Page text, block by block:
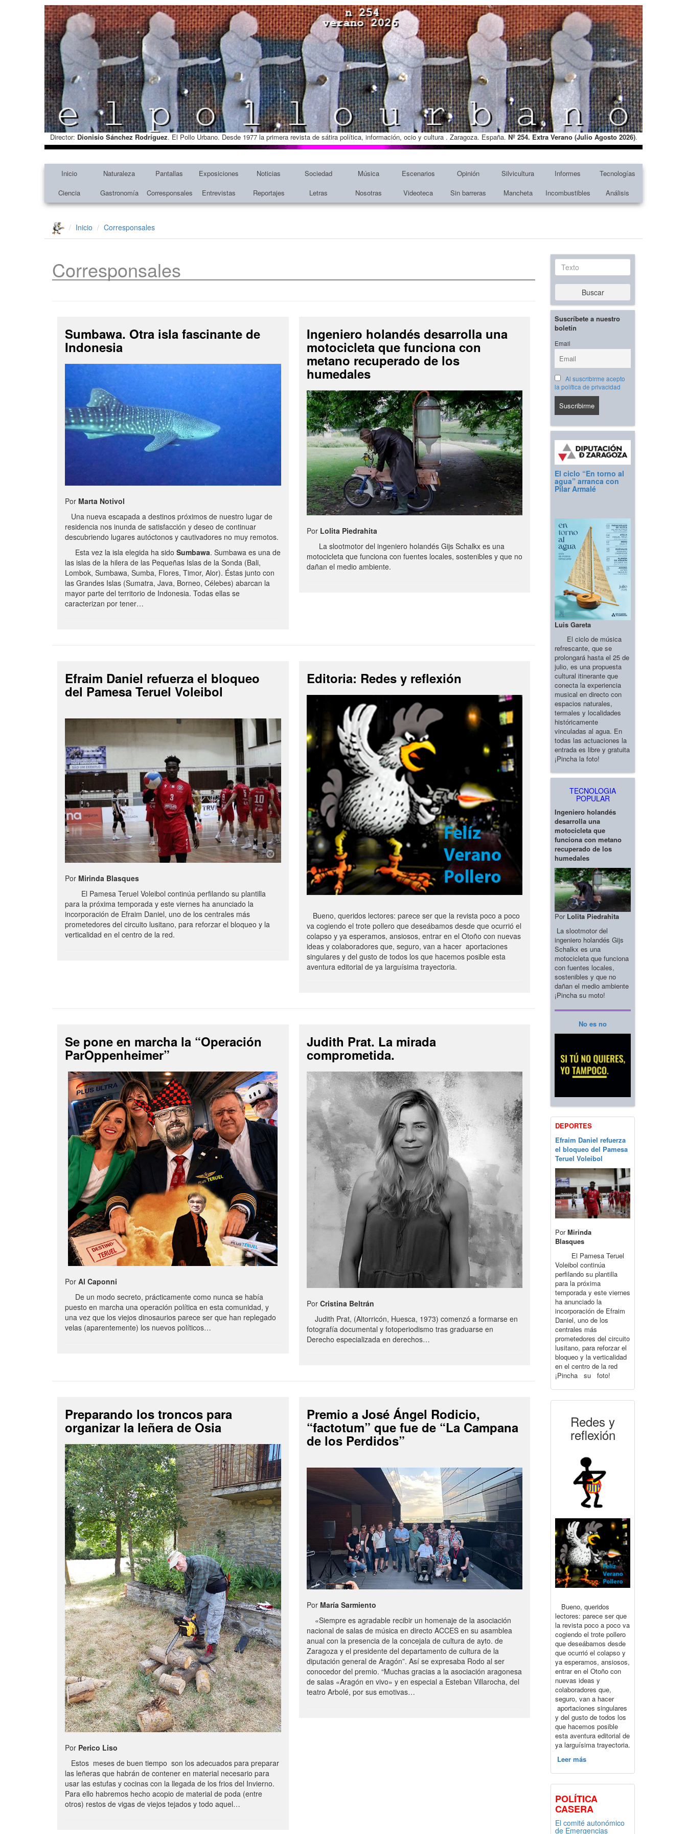
Director: Dionisio Sánchez Rodríguez. El Pollo Urbano. Desde 1977 la primera revista de sátira política, información, ocio y cultura . Zaragoza. España. Nº 254. Extra Verano (Julio Agosto 2026).
Inicio Naturaleza Pantallas Exposiciones Noticias Sociedad Música Escenarios Opinión Silvicultura Informes
Tecnologías
Ciencia
Gastronomía Corresponsales Entrevistas Reportajes Letras Nosotras Videoteca Sin barreras Mancheta Incombustibles Análisis
Inicio Corresponsales
Corresponsales
Sumbawa. Otra isla fascinante de
Indonesia
Por Marta Notivol
Una nueva escapada a destinos próximos de nuestro lugar de
residencia nos inunda de satisfacción y deseo de continuar
descubriendo lugares autóctonos y cautivadores no muy remotos.
Esta vez la isla elegida ha sido Sumbawa. Sumbawa es una de
las islas de la hilera de las Pequeñas Islas de la Sonda (Bali,
Lombok, Sumbawa, Sumba, Flores, Timor, Alor). Éstas junto con
las Grandes Islas (Sumatra, Java, Borneo, Célebes) abarcan la
mayor parte del territorio de Indonesia. Todas ellas se
caracterizan por tener…
Ingeniero holandés desarrolla una
motocicleta que funciona con
metano recuperado de los
humedales
Por Lolita Piedrahita
La slootmotor del ingeniero holandés Gijs Schalkx es una
motocicleta que funciona con fuentes locales, sostenibles y que no
dañan el medio ambiente.
Efraim Daniel refuerza el bloqueo
del Pamesa Teruel Voleibol
Por Mirinda Blasques
El Pamesa Teruel Voleibol continúa perfilando su plantilla
para la próxima temporada y este viernes ha anunciado la
incorporación de Efraim Daniel, uno de los centrales más
prometedores del circuito lusitano, para reforzar el bloqueo y la
verticalidad en el centro de la red.
Editoria: Redes y reflexión
Bueno, queridos lectores: parece ser que la revista poco a poco
va cogiendo el trote pollero que deseábamos desde que ocurrió el
colapso y ya esperamos, ansiosos, entrar en el Otoño con nuevas
ideas y colaboradores que, seguro, van a hacer aportaciones
singulares y del gusto de todos los que hacemos posible esta
aventura editorial de ya larguísima trayectoria.
Se pone en marcha la “Operación
ParOppenheimer”
Por Al Caponni
De un modo secreto, prácticamente como nunca se había
puesto en marcha una operación política en esta comunidad, y
una vez que los viejos dinosaurios parece ser que han replegado
velas (aparentemente) los nuevos políticos…
Judith Prat. La mirada
comprometida.
PorCristina Beltrán
Judith Prat, (Altorricón, Huesca, 1973) comenzó a formarse en
fotografía documental y fotoperiodismo tras graduarse en
Derecho especializada en derechos…
Preparando los troncos para
organizar la leñera de Osia
Por Perico Liso
Estos meses de buen tiempo son los adecuados para preparar
las leñeras que habrán de contener en material necesario para
usar las estufas y cocinas con la llegada de los frios del Invierno.
Para ello habremos hecho acopio de material de poda (entre
otros) restos de vigas de viejos tejados y todo aquel…
Premio a José Ángel Rodicio,
“factotum” que fue de “La Campana
de los Perdidos”
Por María Sarmiento
«Siempre es agradable recibir un homenaje de la asociación
nacional de salas de música en directo ACCES en su asamblea
anual con la presencia de la concejala de cultura de ayto. de
Zaragoza y el presidente del departamento de cultura de la
diputación general de Aragón”. Así se expresaba Rodo al ser
conocedor del premio. “Muchas gracias a la asociación aragonesa
de salas «Aragón en vivo» y en especial a Esteban Villarocha, del
teatro Arbolé, por sus emotivas…
Texto
Buscar
Suscríbete a nuestro
boletín
Email
Al suscribirme acepto
la política de privacidad
El ciclo “En torno al
agua” arranca con
Pilar Armalé
Luis Gareta
El ciclo de música
refrescante, que se
prolongará hasta el 25 de
julio, es una propuesta
cultural itinerante que
conecta la experiencia
musical en directo con
espacios naturales,
termales y localidades
históricamente
vinculadas al agua. En
todas las actuaciones la
entrada es libre y gratuita
¡Pincha la foto!
TECNOLOGIA
POPULAR
Ingeniero holandés
desarrolla una
motocicleta que
funciona con metano
recuperado de los
humedales
Por Lolita Piedrahita
La slootmotor del
ingeniero holandés Gijs
Schalkx es una
motocicleta que funciona
con fuentes locales,
sostenibles y que no
dañan el medio ambiente
¡Pincha su moto!
No es no
DEPORTES
Efraim Daniel refuerza
el bloqueo del Pamesa
Teruel Voleibol
PorMirinda
Blasques
El Pamesa Teruel
Voleibol continúa
perfilando su plantilla
para la próxima
temporada y este viernes
ha anunciado la
incorporación de Efraim
Daniel, uno de los
centrales más
prometedores del circuito
lusitano, para reforzar el
bloqueo y la verticalidad
en el centro de la red
¡Pincha su foto!
Redes y
reflexión
Bueno, queridos
lectores: parece ser que
la revista poco a poco va
cogiendo el trote pollero
que deseábamos desde
que ocurrió el colapso y
ya esperamos, ansiosos,
entrar en el Otoño con
nuevas ideas y
colaboradores que,
seguro, van a hacer
aportaciones singulares
y del gusto de todos los
que hacemos posible
esta aventura editorial de
ya larguísima trayectoria.
Leer más
POLÍTICA
CASERA
El comité autonómico
de Emergencias